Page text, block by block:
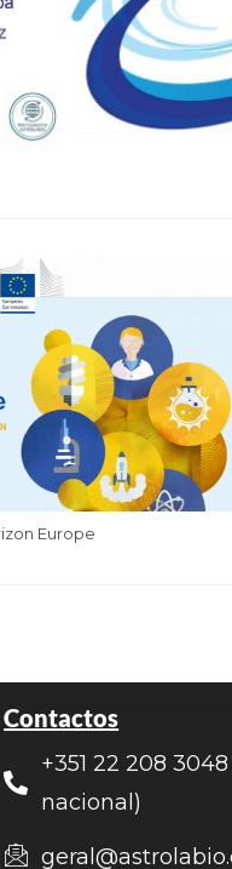
Europe
Contactos
+351 22 208
nacional)